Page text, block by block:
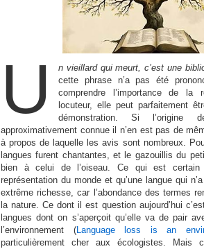
U
n vieillard qui meurt, c’est une
cette phrase n’a pas été
comprendre l’importance de la
locuteur, elle peut parfaitement
démonstration. Si l’origine
approximativement connue il n’en est pas de
à propos de laquelle les avis sont nombreux.
langues furent chantantes, et le gazouillis du
bien à celui de l’oiseau. Ce qui est
représentation du monde et qu’une langue qui
extrême richesse, car l’abondance des termes
la nature. Ce dont il est question aujourd’hui
langues dont on s’aperçoit qu’elle va de pair
l’environnement (Language loss is an
particulièrement cher aux écologistes. Mais